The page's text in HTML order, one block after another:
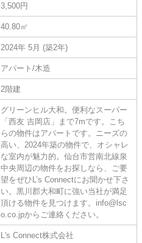
3,500円
40.80㎡
2024年 5月 (築2年)
アパート/木造
2階建
グリーンヒル大和。便利なスーパー
「西友 吉岡店」まで7mです。こち
らの物件はアパートです。ニーズの
高い、2024年築の物件で、オシャレ
な室内が魅力的。仙台市営南北線泉
中央周辺の物件をお探しなら、ご要
望をぜひL’s Connectにお聞かせ下さ
い。黒川郡大和町に強い当社が満足
頂ける物件を見つけます。info@lsc
o.co.jpからご連絡ください。
L's Connect株式会社